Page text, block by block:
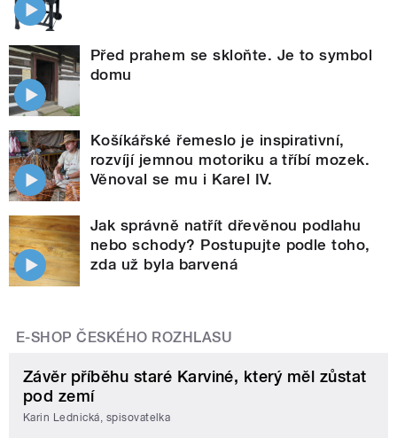
Před prahem se skloňte. Je to symbol
domu
Košíkářské řemeslo je inspirativní,
rozvíjí jemnou motoriku a tříbí mozek.
Věnoval se mu i Karel IV.
Jak správně natřít dřevěnou podlahu
nebo schody? Postupujte podle toho,
zda už byla barvená
E-SHOP ČESKÉHO ROZHLASU
Závěr příběhu staré Karviné, který měl zůstat
pod zemí
Karin Lednická, spisovatelka